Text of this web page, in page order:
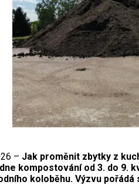
– Jak proměnit zbytky z
kompostování od 3. do 9.
koloběhu. Výzvu